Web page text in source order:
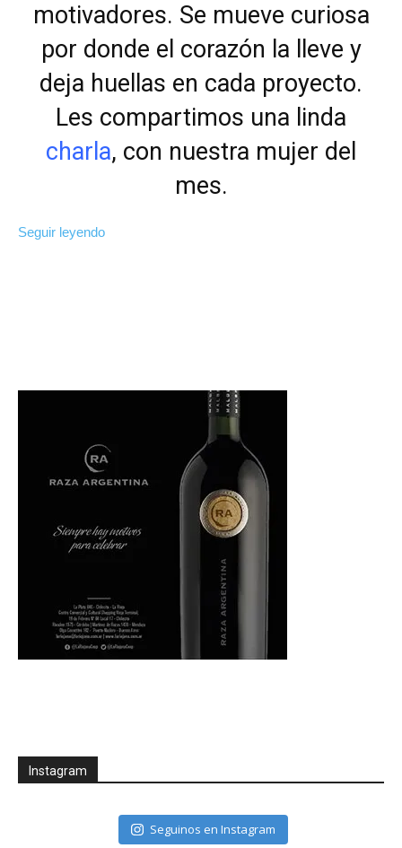
motivadores. Se mueve curiosa
por donde el corazón la lleve y
deja huellas en cada proyecto.
Les compartimos una linda
charla, con nuestra mujer del
mes.
Seguir leyendo
Instagram
Seguinos en Instagram